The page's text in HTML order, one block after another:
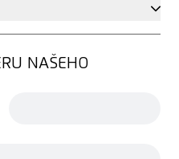
NAŠEHO